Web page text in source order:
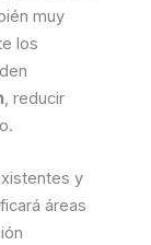
muy
los
, reducir
y
áreas